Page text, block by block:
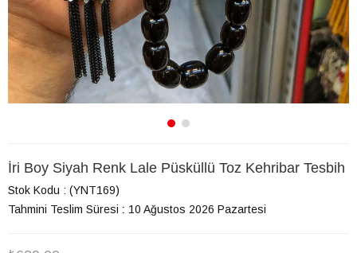
İri Boy Siyah Renk Lale Püsküllü Toz Kehribar Tesbih
Stok Kodu
(YNT169)
Tahmini Teslim Süresi : 10 Ağustos 2026 Pazartesi